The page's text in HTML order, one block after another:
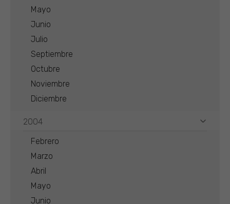
Mayo
Junio
Julio
Septiembre
Octubre
Noviembre
Diciembre
2004
Febrero
Marzo
Abril
Mayo
Junio